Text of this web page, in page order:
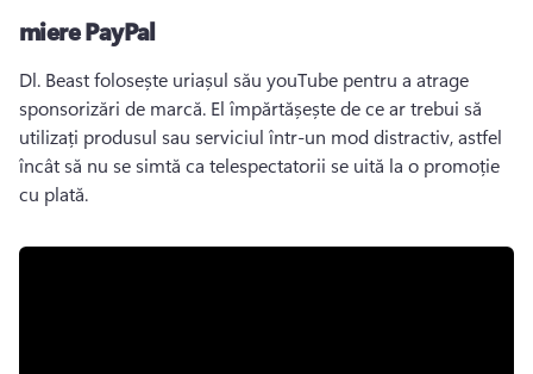
miere PayPal
Dl. Beast folosește uriașul său youTube pentru a atrage
sponsorizări de marcă. El împărtășește de ce ar trebui să
utilizați produsul sau serviciul într-un mod distractiv, astfel
încât să nu se simtă ca telespectatorii se uită la o promoție
cu plată.